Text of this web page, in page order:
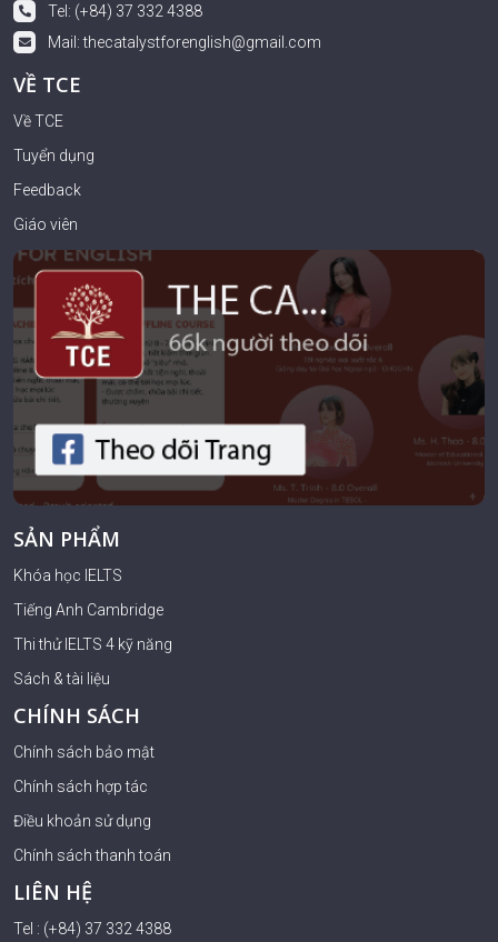
Tel: (+84) 37 332 4388
Mail:thecatalystforenglish@gmail.com
VỀ TCE
Về TCE
Tuyển dụng
Feedback
Giáo viên
SẢN PHẨM
Khóa học IELTS
Tiếng Anh Cambridge
Thi thử IELTS 4 kỹ năng
Sách & tài liệu
CHÍNH SÁCH
Chính sách bảo mật
Chính sách hợp tác
Điều khoản sử dụng
Chính sách thanh toán
LIÊN HỆ
Tel : (+84) 37 332 4388